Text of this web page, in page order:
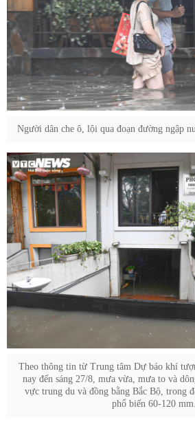
Người dân che ô, lội qua đoạn đường ngập
Theo thông tin từ Trung tâm Dự báo khí
nay đến sáng 27/8, mưa vừa, mưa to và
vực trung du và đồng bằng Bắc Bộ, trong
phổ biến 60-120 mm.